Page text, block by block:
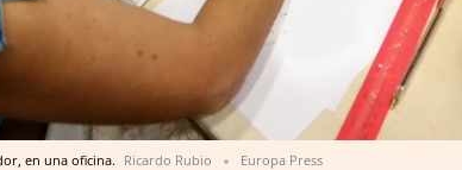
en una oficina. Ricardo Rubio
Europa Press